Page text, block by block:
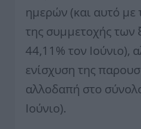
ημερών (και αυτό με
της συμμετοχής των
44,11% τον Ιούνιο),
ενίσχυση της
αλλοδαπή στο
Ιούνιο).